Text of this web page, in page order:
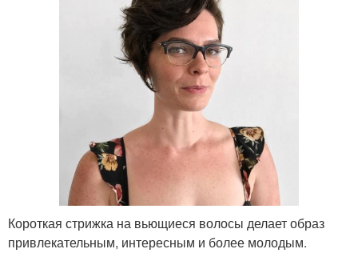
Короткая стрижка на вьющиеся волосы делает образ
привлекательным, интересным и более молодым.